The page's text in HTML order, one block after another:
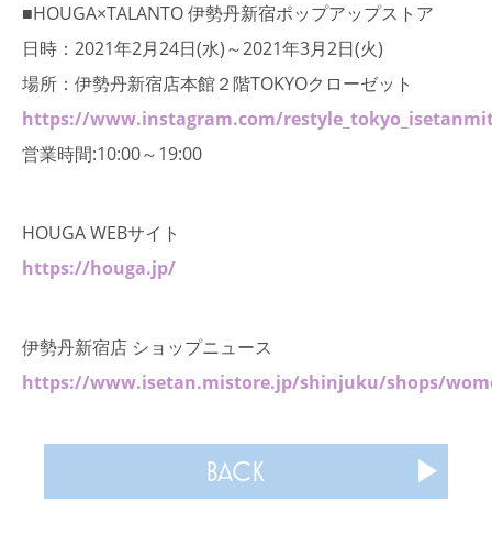
■HOUGA×TALANTO 伊勢丹新宿ポップアップストア
日時：2021年2月24日(水)～2021年3月2日(火)
場所：伊勢丹新宿店本館２階TOKYOクローゼット
https://www.instagram.com/
営業時間:10:00～19:00
HOUGA WEBサイト
https://houga.jp/
伊勢丹新宿店 ショップニュース
https://www.isetan.mistore.jp/shinjuku/shops/
BACK